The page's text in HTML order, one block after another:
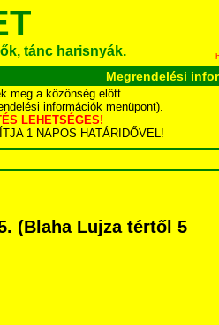
tánc harisnyák.
Megrendelési
meg a közönség előtt.
információk menüpont).
LEHETSÉGES!
1 NAPOS HATÁRIDŐVEL!
(Blaha Lujza tértől 5